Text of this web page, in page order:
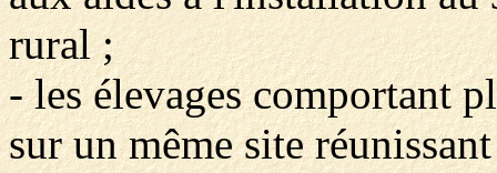
rural ;
- les élevages comportant
sur un même site